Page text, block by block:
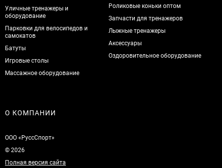
Уличные тренажеры и
оборудование
Парковки для велосипедов и
самокатов
Батуты
Игровые столы
Массажное оборудование
Роликовые коньки оптом
Запчасти для тренажеров
Лыжные тренажеры
Аксессуары
Оздоровительное оборудование
О КОМПАНИИ
ООО «РуссСпорт»
© 2026
Полная версия сайта